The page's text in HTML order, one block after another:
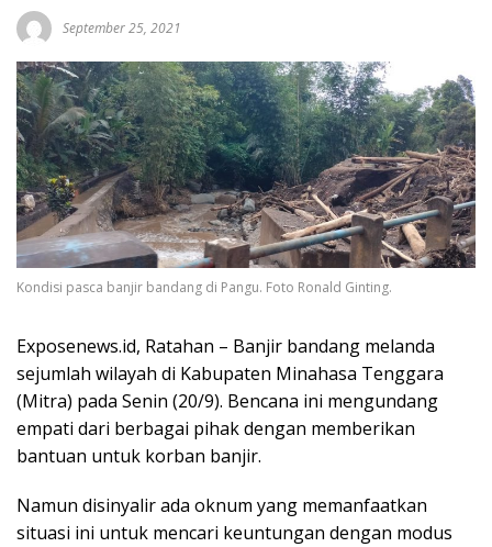
September 25, 2021
Kondisi pasca banjir bandang di Pangu. Foto Ronald Ginting.
Exposenews.id, Ratahan – Banjir bandang melanda
sejumlah wilayah di Kabupaten Minahasa Tenggara
(Mitra) pada Senin (20/9). Bencana ini mengundang
empati dari berbagai pihak dengan memberikan
bantuan untuk korban banjir.
Namun disinyalir ada oknum yang memanfaatkan
situasi ini untuk mencari keuntungan dengan modus